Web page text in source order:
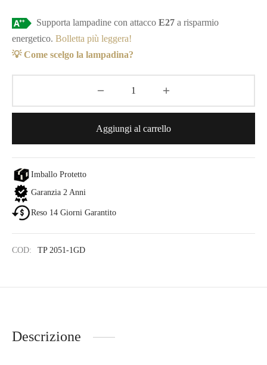
Supporta lampadine con attacco E27 a risparmio
energetico. Bolletta più leggera!
💡 Come scelgo la lampadina?
Aggiungi al carrello
Imballo Protetto
Garanzia 2 Anni
Reso 14 Giorni Garantito
COD: TP 2051-1GD
Descrizione